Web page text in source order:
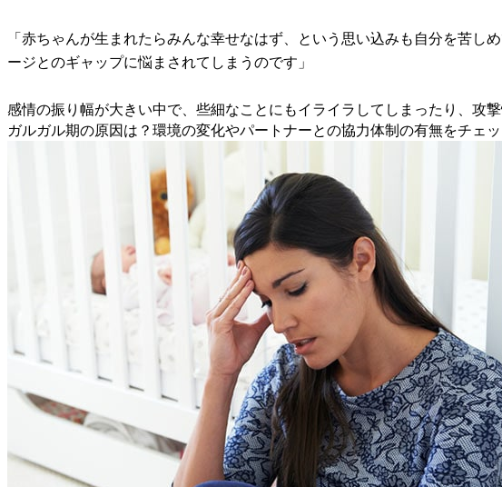
「赤ちゃんが生まれたらみんな幸せなはず、という思い込みも自分を苦
ージとのギャップに悩まされてしまうのです」
感情の振り幅が大きい中で、些細なことにもイライラしてしまったり、攻
ガルガル期の原因は？環境の変化やパートナーとの協力体制の有無をチェッ